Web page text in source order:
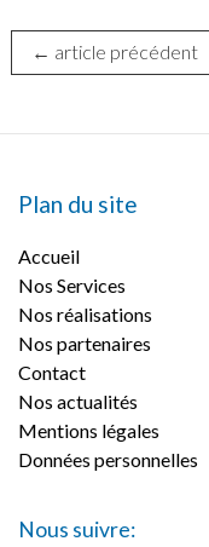
Navigation
des
← article précédent
Plan du site
Accueil
Nos Services
Nos réalisations
Nos partenaires
Contact
Nos actualités
Mentions légales
Données personnelles
Nous suivre: